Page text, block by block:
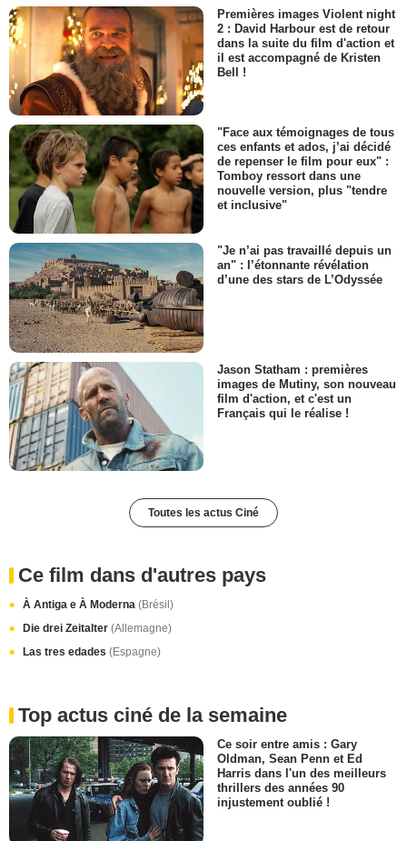
Premières images Violent night
2 : David Harbour est de retour
dans la suite du film d'action et
il est accompagné de Kristen
Bell !
"Face aux témoignages de tous
ces enfants et ados, j’ai décidé
de repenser le film pour eux" :
Tomboy ressort dans une
nouvelle version, plus "tendre
et inclusive"
"Je n’ai pas travaillé depuis un
an" : l’étonnante révélation
d’une des stars de L’Odyssée
Jason Statham : premières
images de Mutiny, son nouveau
film d'action, et c'est un
Français qui le réalise !
Toutes les actus Ciné
Ce film dans d'autres pays
À Antiga e À Moderna (Brésil)
Die drei Zeitalter (Allemagne)
Las tres edades (Espagne)
Top actus ciné de la semaine
Ce soir entre amis : Gary
Oldman, Sean Penn et Ed
Harris dans l'un des meilleurs
thrillers des années 90
injustement oublié !